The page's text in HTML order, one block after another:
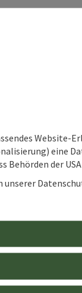
Website-
eine
Behörden der